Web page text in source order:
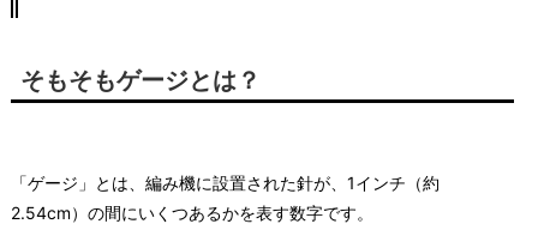
そもそもゲージとは？
「ゲージ」とは、編み機に設置された針が、1インチ（約
2.54cm）の間にいくつあるかを表す数字です。